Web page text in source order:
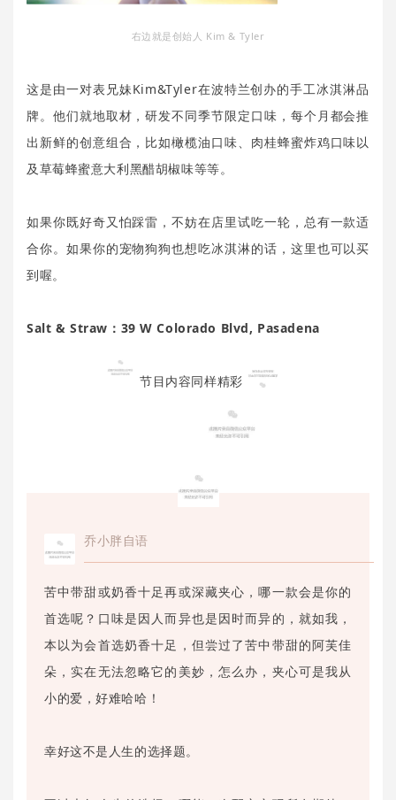
右边就是创始人 Kim & Tyler
这是由一对表兄妹Kim&Tyler在波特兰创办的手工冰淇淋品
牌。他们就地取材，研发不同季节限定口味，每个月都会推
出新鲜的创意组合，比如橄榄油口味、肉桂蜂蜜炸鸡口味以
及草莓蜂蜜意大利黑醋胡椒味等等。
如果你既好奇又怕踩雷，不妨在店里试吃一轮，总有一款适
合你。如果你的宠物狗狗也想吃冰淇淋的话，这里也可以买
到喔。
Salt & Straw：39 W Colorado Blvd, Pasadena
节目内容同样精彩
乔小胖自语
苦中带甜或奶香十足再或深藏夹心，哪一款会是你的
首选呢？口味是因人而异也是因时而异的，就如我，
本以为会首选奶香十足，但尝过了苦中带甜的阿芙佳
朵，实在无法忽略它的美妙，怎么办，夹心可是我从
小的爱，好难哈哈！
幸好这不是人生的选择题。